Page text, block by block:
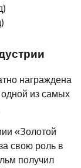
награждена
из самых
«Золотой
свою роль в
получил